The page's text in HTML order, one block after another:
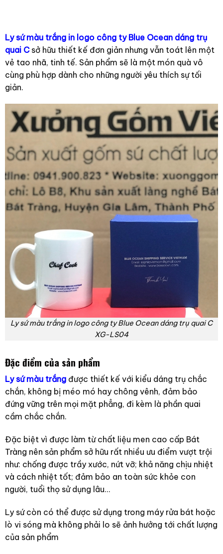
Ly sứ màu trắng in logo công ty Blue Ocean dáng trụ
quai Csở hữu thiết kế đơn giản nhưng vẫn toát lên một
vẻ tao nhã, tinh tế. Sản phẩm sẽ là một món quà vô
cùng phù hợp dành cho những người yêu thích sự tối
giản.
Ly sứ màu trắng in logo công ty Blue Ocean dáng trụ quai C
XG-LS04
Đặc điểm của sản phẩm
Ly sứ màu trắngđược thiết kế với kiểu dáng trụ chắc
chắn, không bị méo mó hay chông vênh, đảm bảo
đứng vững trên mọi mặt phẳng, đi kèm là phần quai
cầm chắc chắn.
Đặc biệt vì được làm từ chất liệu men cao cấp Bát
Tràng nên sản phẩm sở hữu rất nhiều ưu điểm vượt trội
như: chống được trầy xước, nứt vỡ; khả năng chịu nhiệt
và cách nhiệt tốt; đảm bảo an toàn sức khỏe con
người, tuổi thọ sử dụng lâu…
Ly sứ còn có thể được sử dụng trong máy rửa bát hoặc
lò vi sóng mà không phải lo sẽ ảnh hưởng tới chất lượng
của sản phẩm